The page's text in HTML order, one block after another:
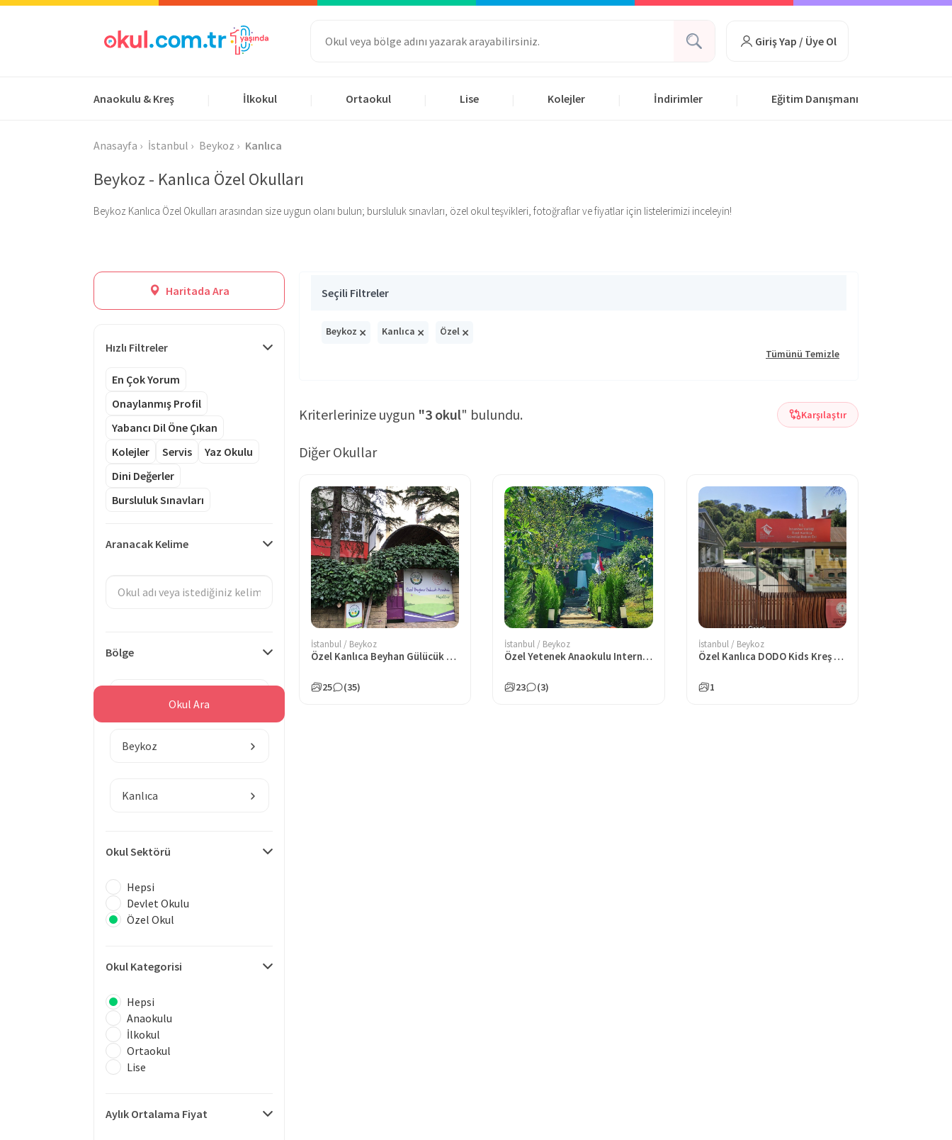
Giriş Yap / Üye Ol
Anaokulu & Kreş İlkokul Ortaokul Lise Kolejler İndirimler Eğitim Danışmanı
Anasayfa İstanbul Beykoz Kanlıca
Beykoz - Kanlıca Özel Okulları
Beykoz Kanlıca Özel Okulları arasından size uygun olanı bulun; bursluluk sınavları, özel okul teşvikleri, fotoğraflar ve fiyatlar için listelerimizi inceleyin!
Haritada Ara
Hızlı Filtreler
En Çok Yorum
Onaylanmış Profil
Yabancı Dil Öne Çıkan
Kolejler
Servis
Yaz Okulu
Dini Değerler
Bursluluk Sınavları
Aranacak Kelime
Bölge
Beykoz
Kanlıca
Okul Sektörü
Hepsi
Devlet Okulu
Özel Okul
Okul Kategorisi
Hepsi
Anaokulu
İlkokul
Ortaokul
Lise
Aylık Ortalama Fiyat
Okul Ara
Seçili Filtreler
Beykoz × Kanlıca × Özel ×
Tümünü Temizle
Kriterlerinize uygun "3 okul" bulundu. Karşılaştır
Diğer Okullar
İstanbul / Beykoz
Özel Kanlıca Beyhan Gülücük Anaokulu
25 (35)
İstanbul / Beykoz
Özel Yetenek Anaokulu International Preschool Kanlıca
23 (3)
İstanbul / Beykoz
Özel Kanlıca DODO Kids Kreş ve Anaokulu
1